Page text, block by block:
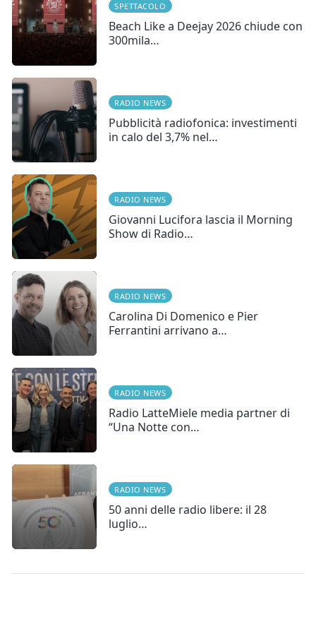
SPETTACOLO
Beach Like a Deejay 2026 chiude con
300mila…
RADIO NEWS
Pubblicità radiofonica: investimenti
in calo del 3,7% nel…
RADIO NEWS
Giovanni Lucifora lascia il Morning
Show di Radio…
RADIO NEWS
Carolina Di Domenico e Pier
Ferrantini arrivano a…
RADIO NEWS
Radio LatteMiele media partner di
“Una Notte con…
RADIO NEWS
50 anni delle radio libere: il 28
luglio…